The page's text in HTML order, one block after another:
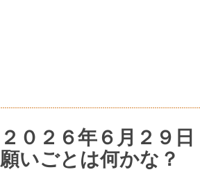
２０２６年６月２９日
願いごとは何かな？